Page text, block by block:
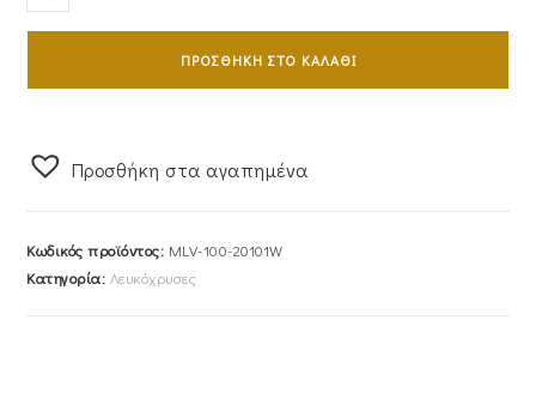
Βέρες
Με
Λουστρέ
Γραμμές
ΠΡΟΣΘΉΚΗ ΣΤΟ ΚΑΛΆΘΙ
Προσθήκη στα αγαπημένα
Κωδικός προϊόντος: MLV-100-20101W
Κατηγορία: Λευκόχρυσες